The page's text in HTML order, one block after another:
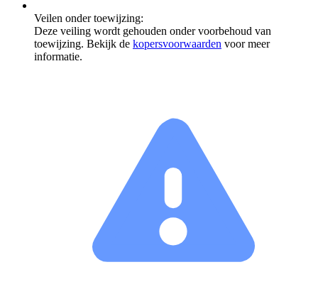
Veilen onder toewijzing:
Deze veiling wordt gehouden onder voorbehoud van
toewijzing. Bekijk de kopersvoorwaarden voor meer
informatie.